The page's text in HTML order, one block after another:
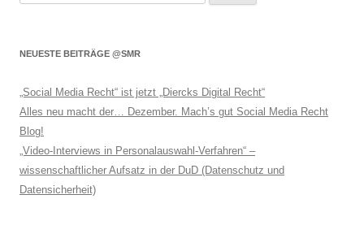
NEUESTE BEITRÄGE @SMR
„Social Media Recht“ ist jetzt „Diercks Digital Recht“
Alles neu macht der… Dezember. Mach’s gut Social Media Recht
Blog!
„Video-Interviews in Personalauswahl-Verfahren“ –
wissenschaftlicher Aufsatz in der DuD (Datenschutz und
Datensicherheit)